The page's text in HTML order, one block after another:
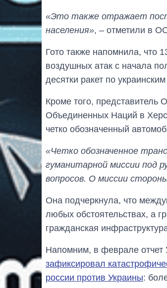
«Это также отражает
населения», – отметили в
Гото также напомнила, что
воздушных атак с начала
десятки ракет по
Кроме того, представитель
Объединенных Наций в
четко обозначенный
«Четко обозначенное
гуманитарной миссии под
вопросов. О миссии
Она подчеркнула, что
любых обстоятельствах, а
гражданская
Напомним, в феврале отчет
зафиксировал
россии против Украины: